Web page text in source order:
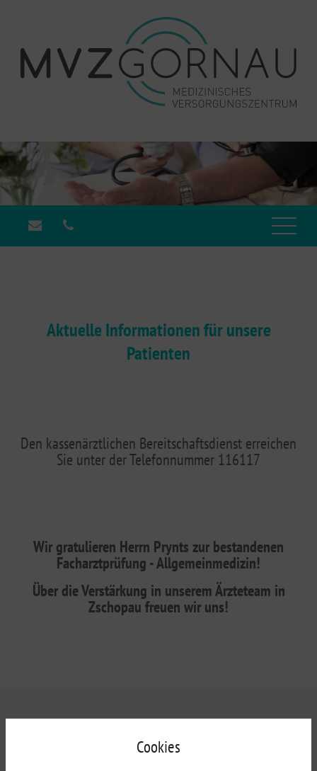
Aktuelles
Rezepte & Überweisungen
Praxen & Standorte
Jobs
Kontakt
Aktuelle Informationen für unsere
Patienten
Den kassenärztlichen Bereitschaftsdienst erreichen
Sie unter der Telefonnummer 116117
Wir gratulieren Herrn Prynts zur bestandenen
Facharztprüfung - Allgemeinmedizin!
Über die Verstärkung in unserem Ärzteteam in
Zschopau freuen wir uns!
Cookies